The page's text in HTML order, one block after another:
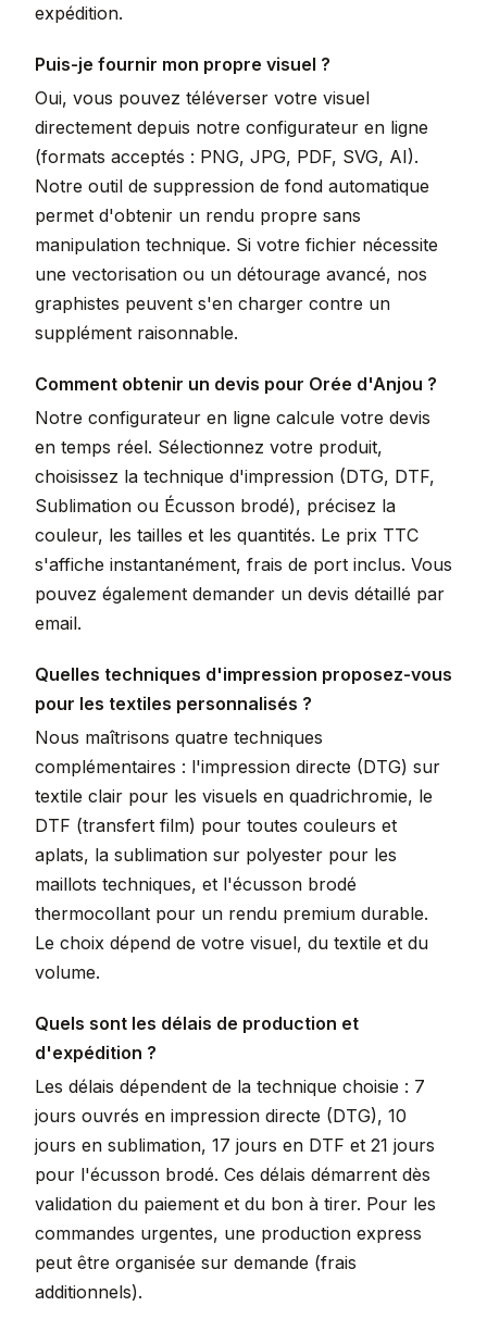
expédition.
Puis-je fournir mon propre visuel ?
Oui, vous pouvez téléverser votre visuel
directement depuis notre configurateur en ligne
(formats acceptés : PNG, JPG, PDF, SVG, AI).
Notre outil de suppression de fond automatique
permet d'obtenir un rendu propre sans
manipulation technique. Si votre fichier nécessite
une vectorisation ou un détourage avancé, nos
graphistes peuvent s'en charger contre un
supplément raisonnable.
Comment obtenir un devis pour Orée d'Anjou ?
Notre configurateur en ligne calcule votre devis
en temps réel. Sélectionnez votre produit,
choisissez la technique d'impression (DTG, DTF,
Sublimation ou Écusson brodé), précisez la
couleur, les tailles et les quantités. Le prix TTC
s'affiche instantanément, frais de port inclus. Vous
pouvez également demander un devis détaillé par
email.
Quelles techniques d'impression proposez-vous
pour les textiles personnalisés ?
Nous maîtrisons quatre techniques
complémentaires : l'impression directe (DTG) sur
textile clair pour les visuels en quadrichromie, le
DTF (transfert film) pour toutes couleurs et
aplats, la sublimation sur polyester pour les
maillots techniques, et l'écusson brodé
thermocollant pour un rendu premium durable.
Le choix dépend de votre visuel, du textile et du
volume.
Quels sont les délais de production et
d'expédition ?
Les délais dépendent de la technique choisie : 7
jours ouvrés en impression directe (DTG), 10
jours en sublimation, 17 jours en DTF et 21 jours
pour l'écusson brodé. Ces délais démarrent dès
validation du paiement et du bon à tirer. Pour les
commandes urgentes, une production express
peut être organisée sur demande (frais
additionnels).